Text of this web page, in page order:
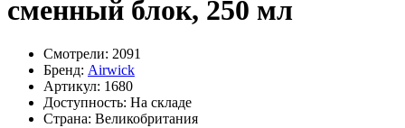
сменный блок, 250 мл
Смотрели: 2091
Бренд: Airwick
Артикул: 1680
Доступность: На складе
Страна: Великобритания